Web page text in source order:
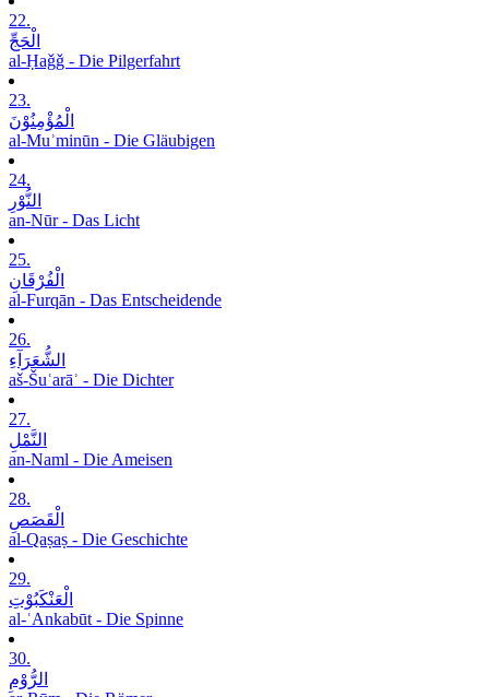
22.
الْحَجِّ
al-Ḥaǧǧ - Die Pilgerfahrt
23.
الْمُؤْمِنُوْنَ
al-Muʾminūn - Die Gläubigen
24.
النُّوْرِ
an-Nūr - Das Licht
25.
الْفُرْقَانِ
al-Furqān - Das Entscheidende
26.
الشُّعَرَآءِ
aš-Šuʿarāʾ - Die Dichter
27.
النَّمْلِ
an-Naml - Die Ameisen
28.
الْقَصَصِ
al-Qaṣaṣ - Die Geschichte
29.
الْعَنْکَبُوْتِ
al-ʿAnkabūt - Die Spinne
30.
الرُّوْمِ